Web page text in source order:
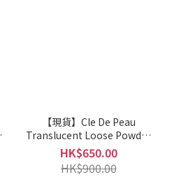
【現貨】Cle De Peau
Translucent Loose Powder
N
HK$650.00
HK$900.00